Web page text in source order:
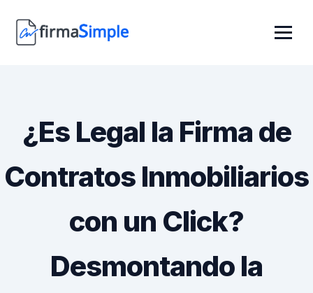
¿Es Legal la Firma de
Contratos Inmobiliarios
con un Click?
Desmontando la